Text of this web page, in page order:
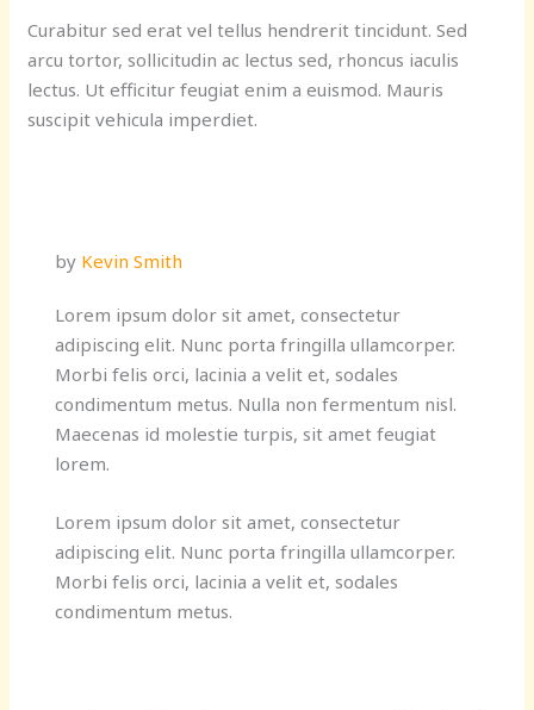
Curabitur sed erat vel tellus hendrerit tincidunt. Sed
arcu tortor, sollicitudin ac lectus sed, rhoncus iaculis
lectus. Ut efficitur feugiat enim a euismod. Mauris
suscipit vehicula imperdiet.
by Kevin Smith
Lorem ipsum dolor sit amet, consectetur
adipiscing elit. Nunc porta fringilla ullamcorper.
Morbi felis orci, lacinia a velit et, sodales
condimentum metus. Nulla non fermentum nisl.
Maecenas id molestie turpis, sit amet feugiat
lorem.
Lorem ipsum dolor sit amet, consectetur
adipiscing elit. Nunc porta fringilla ullamcorper.
Morbi felis orci, lacinia a velit et, sodales
condimentum metus.